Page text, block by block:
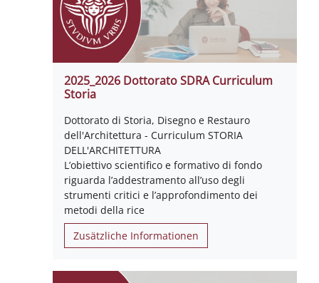
2025_2026 Dottorato SDRA Curriculum
Storia
Dottorato di Storia, Disegno e Restauro
dell'Architettura - Curriculum STORIA
DELL'ARCHITETTURA
L’obiettivo scientifico e formativo di fondo
riguarda l’addestramento all’uso degli
strumenti critici e l’approfondimento dei
metodi della rice
Zusätzliche Informationen